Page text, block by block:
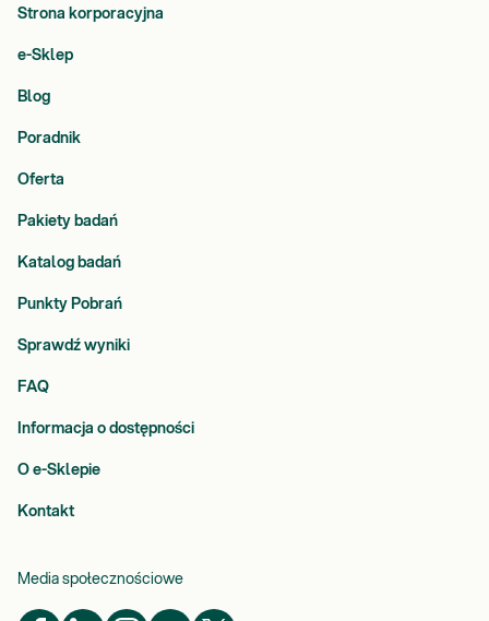
Strona korporacyjna
e-Sklep
Blog
Poradnik
Oferta
Pakiety badań
Katalog badań
Punkty Pobrań
Sprawdź wyniki
FAQ
Informacja o dostępności
O e-Sklepie
Kontakt
Media społecznościowe